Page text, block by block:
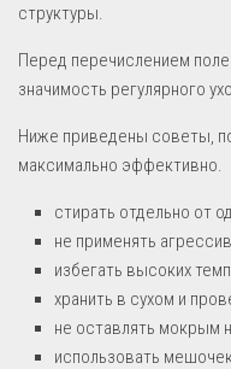
структуры.
Перед перечислением
значимость регулярного
Ниже приведены советы,
максимально эффективно.
стирать отдельно от
не применять
избегать высоких
хранить в сухом и
не оставлять мокрым
использовать